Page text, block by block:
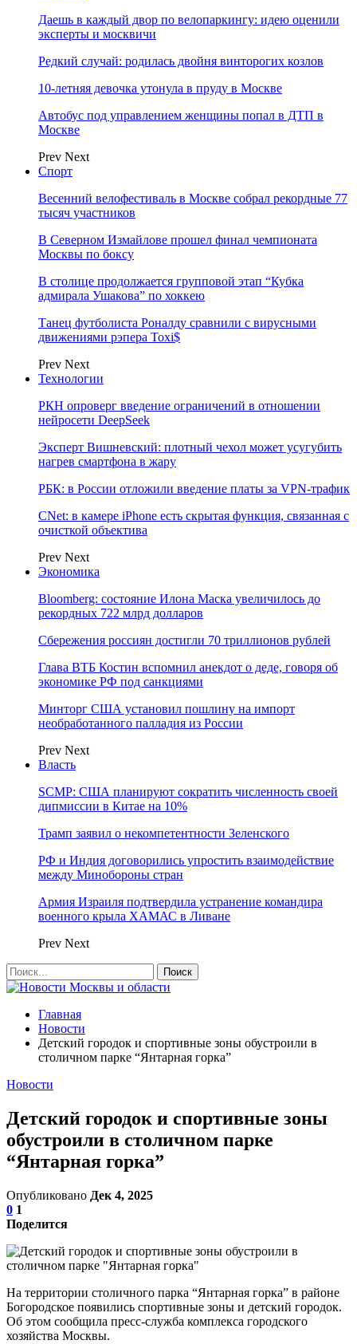
Даешь в каждый двор по велопаркингу: идею оценили
эксперты и москвичи
Редкий случай: родилась двойня винторогих козлов
10-летняя девочка утонула в пруду в Москве
Автобус под управлением женщины попал в ДТП в
Москве
Prev Next
Спорт
Весенний велофестиваль в Москве собрал рекордные 77
тысяч участников
В Северном Измайлове прошел финал чемпионата
Москвы по боксу
В столице продолжается групповой этап “Кубка
адмирала Ушакова” по хоккею
Танец футболиста Роналду сравнили с вирусными
движениями рэпера Toxi$
Prev Next
Технологии
РКН опроверг введение ограничений в отношении
нейросети DeepSeek
Эксперт Вишневский: плотный чехол может усугубить
нагрев смартфона в жару
РБК: в России отложили введение платы за VPN-трафик
CNet: в камере iPhone есть скрытая функция, связанная с
очисткой объектива
Prev Next
Экономика
Bloomberg: состояние Илона Маска увеличилось до
рекордных 722 млрд долларов
Сбережения россиян достигли 70 триллионов рублей
Глава ВТБ Костин вспомнил анекдот о деде, говоря об
экономике РФ под санкциями
Минторг США установил пошлину на импорт
необработанного палладия из России
Prev Next
Власть
SCMP: США планируют сократить численность своей
дипмиссии в Китае на 10%
Трамп заявил о некомпетентности Зеленского
РФ и Индия договорились упростить взаимодействие
между Минобороны стран
Армия Израиля подтвердила устранение командира
военного крыла ХАМАС в Ливане
Prev Next
Главная
Новости
Детский городок и спортивные зоны обустроили в
столичном парке “Янтарная горка”
Новости
Детский городок и спортивные зоны
обустроили в столичном парке
“Янтарная горка”
Опубликовано Дек 4, 2025
0 1
Поделится
На территории столичного парка “Янтарная горка” в районе
Богородское появились спортивные зоны и детский городок.
Об этом сообщила пресс-служба комплекса городского
хозяйства Москвы.